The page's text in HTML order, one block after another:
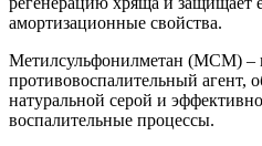
амортизационные свойства.
Метилсульфонилметан (MСM) –
противовоспалительный агент,
натуральной серой и
воспалительные процессы.